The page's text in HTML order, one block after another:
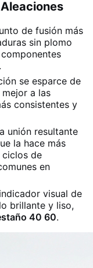
de fusión más
sin plomo
.
se esparce de
a las
consistentes y
unión resultante
la hace más
ciclos de
en
visual de
brillante y liso,
40 60.